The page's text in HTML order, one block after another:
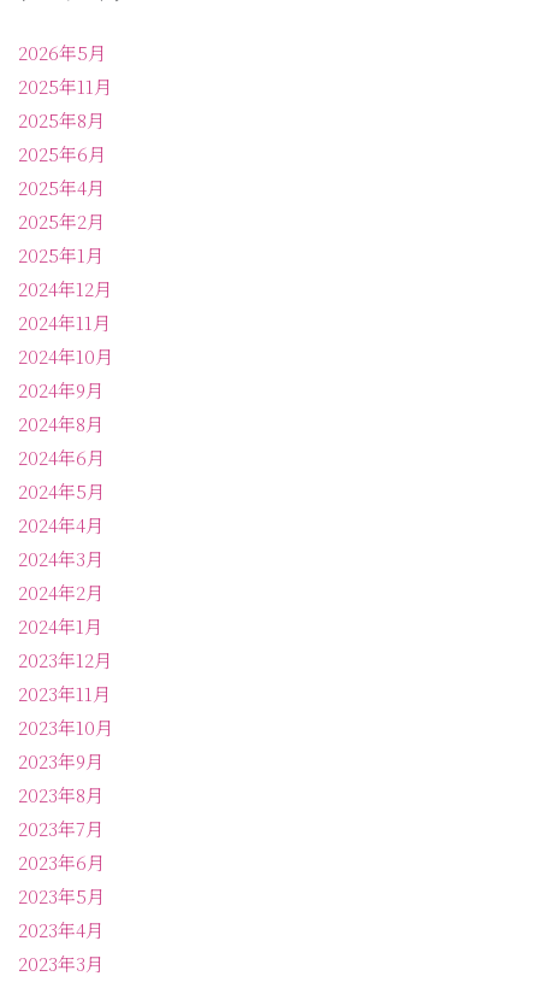
2026年5月
2025年11月
2025年8月
2025年6月
2025年4月
2025年2月
2025年1月
2024年12月
2024年11月
2024年10月
2024年9月
2024年8月
2024年6月
2024年5月
2024年4月
2024年3月
2024年2月
2024年1月
2023年12月
2023年11月
2023年10月
2023年9月
2023年8月
2023年7月
2023年6月
2023年5月
2023年4月
2023年3月